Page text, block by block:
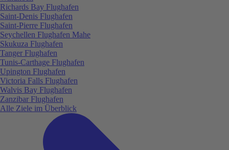
Richards Bay Flughafen
Saint-Denis Flughafen
Saint-Pierre Flughafen
Seychellen Flughafen Mahe
Skukuza Flughafen
Tanger Flughafen
Tunis-Carthage Flughafen
Upington Flughafen
Victoria Falls Flughafen
Walvis Bay Flughafen
Zanzibar Flughafen
Alle Ziele im Überblick